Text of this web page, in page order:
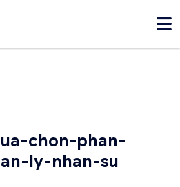
chon-phan-
ly-nhan-su